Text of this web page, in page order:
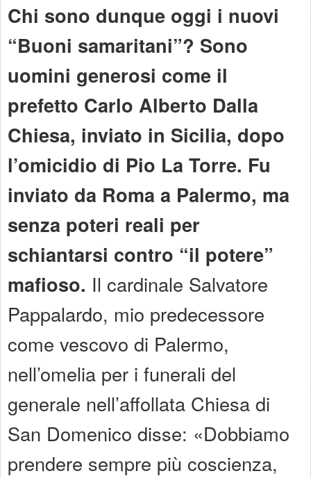
Chi sono dunque oggi i nuovi
“Buoni samaritani”? Sono
uomini generosi come il
prefetto Carlo Alberto Dalla
Chiesa, inviato in Sicilia, dopo
l’omicidio di Pio La Torre. Fu
inviato da Roma a Palermo, ma
senza poteri reali per
schiantarsi contro “il potere”
mafioso. Il cardinale Salvatore
Pappalardo, mio predecessore
come vescovo di Palermo,
nell’omelia per i funerali del
generale nell’affollata Chiesa di
San Domenico disse: «Dobbiamo
prendere sempre più coscienza,